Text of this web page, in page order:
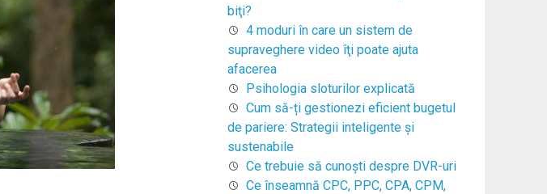
biţi?
4 moduri în care un sistem de
supraveghere video îţi poate ajuta
afacerea
Psihologia sloturilor explicată
Cum să-ți gestionezi eficient bugetul
de pariere: Strategii inteligente și
sustenabile
Ce trebuie să cunoşti despre DVR-uri
Ce înseamnă CPC, PPC, CPA, CPM,